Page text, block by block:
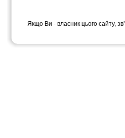
Якщо Ви - власник цього сайту,